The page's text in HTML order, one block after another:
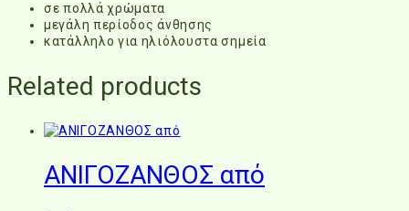
σε πολλά χρώματα
μεγάλη περίοδος άνθησης
κατάλληλο για ηλιόλουστα σημεία
Related products
ΑΝΙΓΟΖΑΝΘΟΣ από